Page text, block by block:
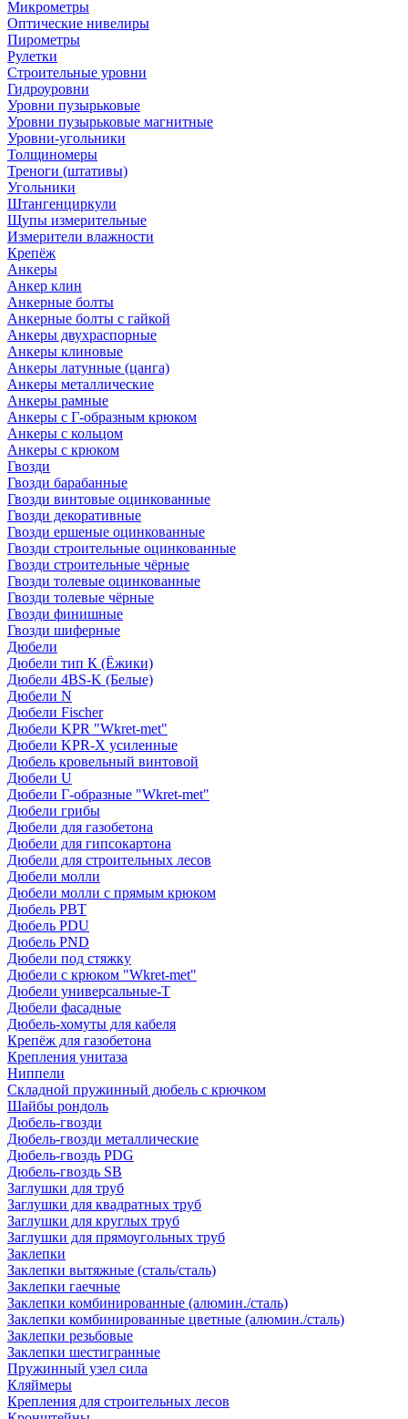
Микрометры
Оптические нивелиры
Пирометры
Рулетки
Строительные уровни
Гидроуровни
Уровни пузырьковые
Уровни пузырьковые магнитные
Уровни-угольники
Толщиномеры
Треноги (штативы)
Угольники
Штангенциркули
Щупы измерительные
Измерители влажности
Крепёж
Анкеры
Анкер клин
Анкерные болты
Анкерные болты с гайкой
Анкеры двухраспорные
Анкеры клиновые
Анкеры латунные (цанга)
Анкеры металлические
Анкеры рамные
Анкеры с Г-образным крюком
Анкеры с кольцом
Анкеры с крюком
Гвозди
Гвозди барабанные
Гвозди винтовые оцинкованные
Гвозди декоративные
Гвозди ершеные оцинкованные
Гвозди строительные оцинкованные
Гвозди строительные чёрные
Гвозди толевые оцинкованные
Гвозди толевые чёрные
Гвозди финишные
Гвозди шиферные
Дюбели
Дюбели тип К (Ёжики)
Дюбели 4BS-K (Белые)
Дюбели N
Дюбели Fischer
Дюбели KPR "Wkret-met"
Дюбели KPR-Х усиленные
Дюбель кровельный винтовой
Дюбели U
Дюбели Г-образные "Wkret-met"
Дюбели грибы
Дюбели для газобетона
Дюбели для гипсокартона
Дюбели для строительных лесов
Дюбели молли
Дюбели молли с прямым крюком
Дюбель PBT
Дюбель PDU
Дюбель PND
Дюбели под стяжку
Дюбели с крюком "Wkret-met"
Дюбели универсальные-Т
Дюбели фасадные
Дюбель-хомуты для кабеля
Крепёж для газобетона
Крепления унитаза
Ниппели
Складной пружинный дюбель с крючком
Шайбы рондоль
Дюбель-гвозди
Дюбель-гвозди металлические
Дюбель-гвоздь PDG
Дюбель-гвоздь SB
Заглушки для труб
Заглушки для квадратных труб
Заглушки для круглых труб
Заглушки для прямоугольных труб
Заклепки
Заклепки вытяжные (сталь/сталь)
Заклепки гаечные
Заклепки комбинированные (алюмин./сталь)
Заклепки комбинированные цветные (алюмин./сталь)
Заклепки резьбовые
Заклепки шестигранные
Пружинный узел сила
Кляймеры
Крепления для строительных лесов